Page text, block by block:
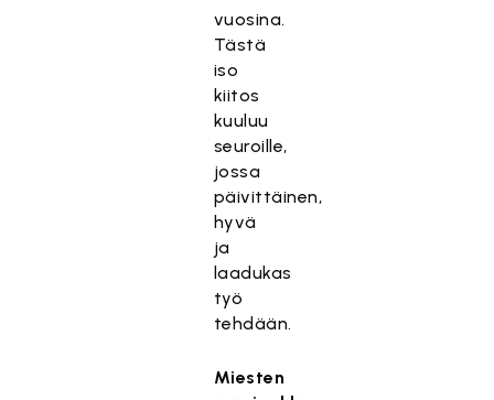
vuosina.
Tästä
iso
kiitos
kuuluu
seuroille,
jossa
päivittäinen,
hyvä
ja
laadukas
työ
tehdään.
Miesten
l
t
ö
o
n
e
s
t
e
t
t
y
k
s
T
ä
m
ä
s
i
s
ä
t
ö
o
e